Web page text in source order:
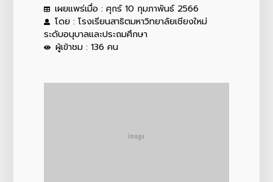
เผยแพร่เมื่อ : ศุกร์ 10 กุมภาพันธ์ 2566
โดย : โรงเรียนสาธิตมหาวิทยาลัยเชียงใหม่
ระดับอนุบาลและประถมศึกษา
ผู้เข้าชม : 136 คน